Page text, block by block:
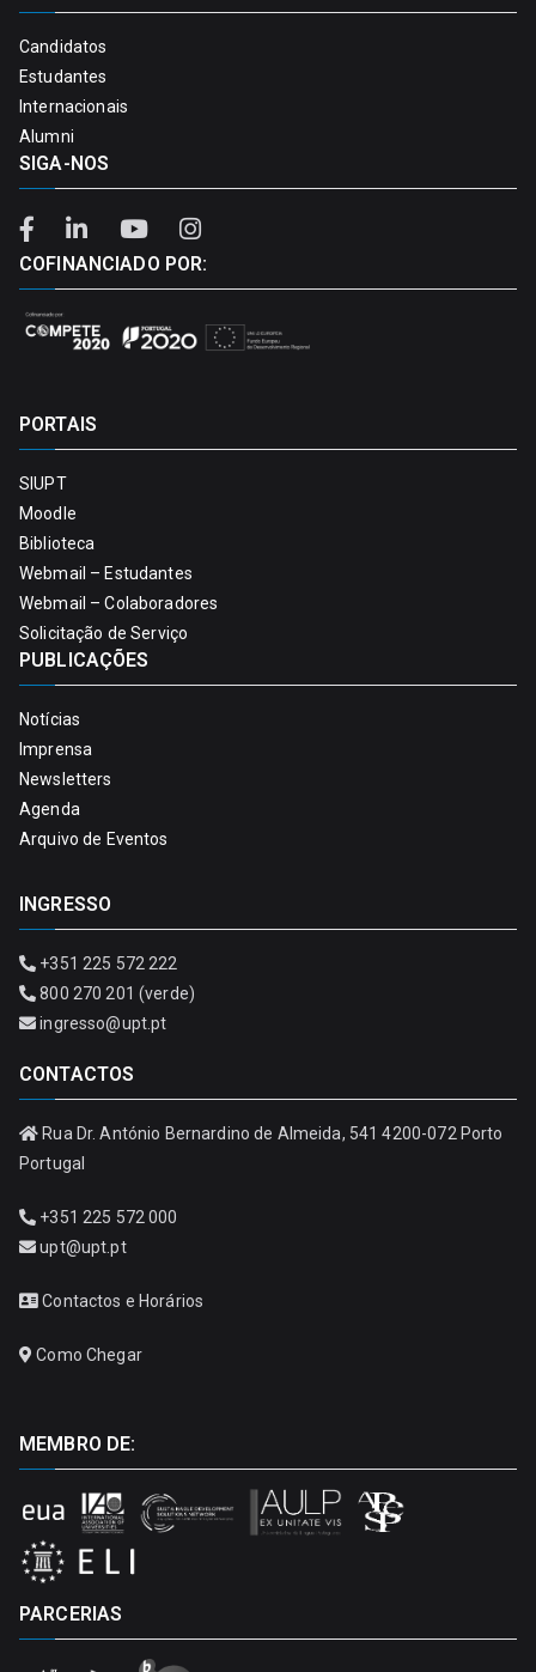
Candidatos
Estudantes
Internacionais
Alumni
SIGA-NOS
COFINANCIADO POR:
PORTAIS
SIUPT
Moodle
Biblioteca
Webmail – Estudantes
Webmail – Colaboradores
Solicitação de Serviço
PUBLICAÇÕES
Notícias
Imprensa
Newsletters
Agenda
Arquivo de Eventos
INGRESSO
+351 225 572 222
800 270 201 (verde)
ingresso@upt.pt
CONTACTOS
Rua Dr. António Bernardino de Almeida, 541 4200-072 Porto
Portugal
+351 225 572 000
upt@upt.pt
Contactos e Horários
Como Chegar
MEMBRO DE:
PARCERIAS